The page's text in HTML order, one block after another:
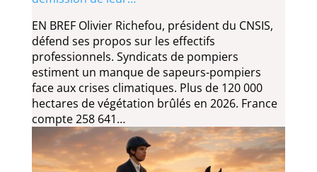
EN BREF Olivier Richefou, président du CNSIS,
défend ses propos sur les effectifs
professionnels. Syndicats de pompiers
estiment un manque de sapeurs-pompiers
face aux crises climatiques. Plus de 120 000
hectares de végétation brûlés en 2026. France
compte 258 641…